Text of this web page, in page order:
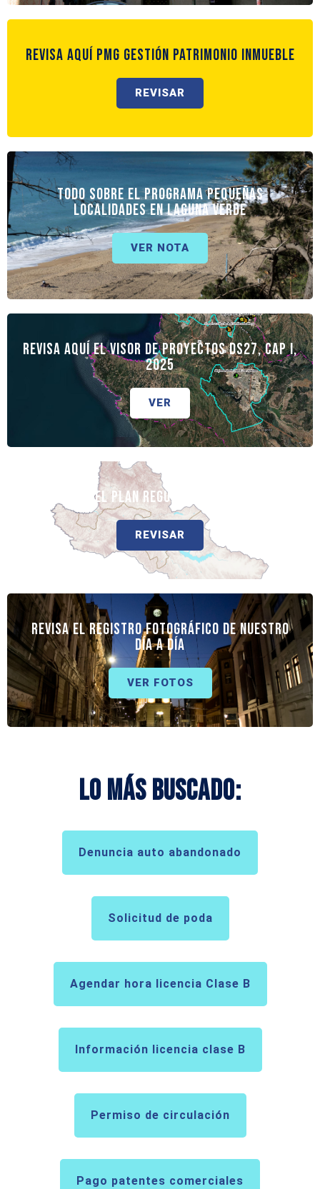
REVISA AQUÍ PMG GESTIÓN PATRIMONIO INMUEBLE
REVISAR
Todo sobre el Programa Pequeñas
Localidades en Laguna Verde
VER NOTA
Revisa aquí el Visor de proyectos DS27, Cap I,
2025
VER
REVISA AQUÍ EL PLAN REGULADOR COMUNAL (PRC)
REVISAR
REVISA EL REGISTRO FOTOGRÁFICO DE NUESTRO
DÍA A DÍA
VER FOTOS
Lo más buscado:
Denuncia auto abandonado
Solicitud de poda
Agendar hora licencia Clase B
Información licencia clase B
Permiso de circulación
Pago patentes comerciales